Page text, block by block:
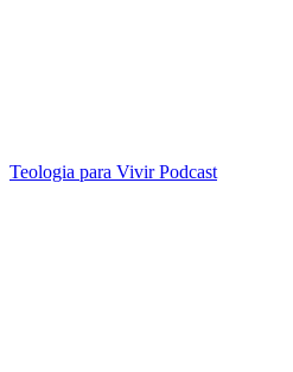
Teologia para Vivir Podcast